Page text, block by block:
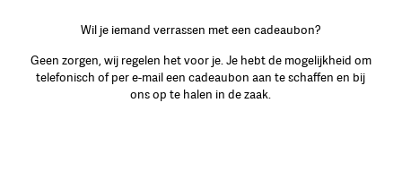
Wil je iemand verrassen met een cadeaubon?
Geen zorgen, wij regelen het voor je. Je hebt de mogelijkheid om
telefonisch of per e-mail een cadeaubon aan te schaffen en bij
ons op te halen in de zaak.